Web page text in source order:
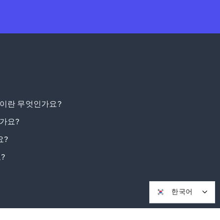
란 무엇인가요?
요?
?
한국어
한국어